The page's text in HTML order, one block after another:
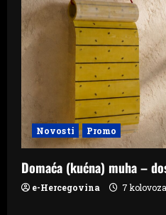
Novosti Promo
Domaća (kućna) muha –
e-Hercegovina 7